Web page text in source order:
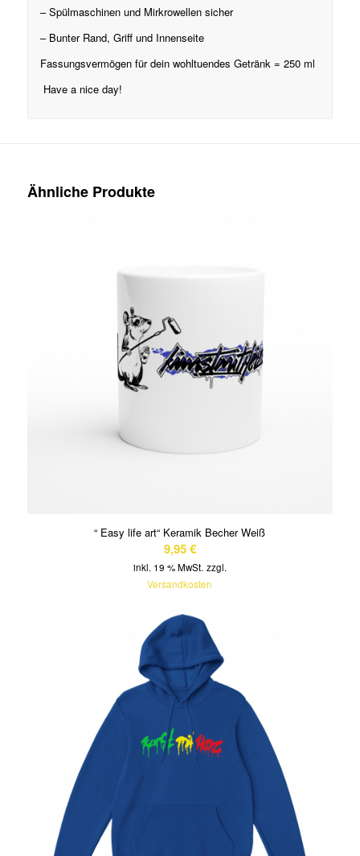
– Spülmaschinen und Mirkrowellen sicher
– Bunter Rand, Griff und Innenseite
Fassungsvermögen für dein wohltuendes Getränk = 250 ml
Have a nice day!
Ähnliche Produkte
“ Easy life art“ Keramik Becher Weiß
9,95€
inkl. 19 % MwSt. zzgl.
Versandkosten